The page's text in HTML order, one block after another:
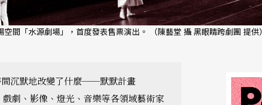
間「水源劇場」，首度發表售票演出。 （陳藝堂 攝 黑眼睛跨劇團 提供）
間沉默地改變了什麼──默默計畫
劇、影像、燈光、音樂等各領域藝術家